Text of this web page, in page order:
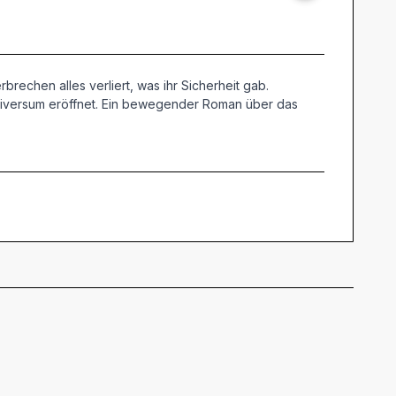
alles verliert, was ihr Sicherheit gab.
eröffnet. Ein bewegender Roman über das